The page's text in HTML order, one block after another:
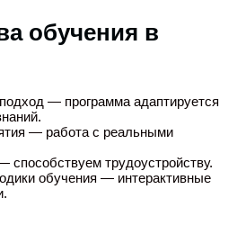
обучения в
— программа адаптируется
— работа с реальными
способствуем трудоустройству.
обучения — интерактивные